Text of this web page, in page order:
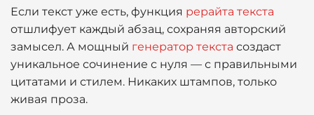
Если текст уже есть, функция рерайта текста
отшлифует каждый абзац, сохраняя авторский
замысел. А мощный генератор текста создаст
уникальное сочинение с нуля — с правильными
цитатами и стилем. Никаких штампов, только
живая проза.